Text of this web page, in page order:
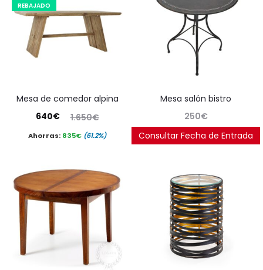
REBAJADO
mesa de comedor alpina
1.650€
El
precio
era:
1.650€.
640€
precio
es:
640€.
Ahorras: 835€ (61.2%)
mesa salón bistro
250€
Consultar Fecha de Entrada